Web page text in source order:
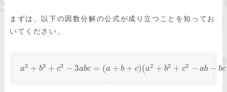
まずは、以下の因数分解の公式が成り立つことを知ってお
いてください。
a3 + b3 + c3 − 3abc = (a + b + c)(a2 + b2 + c2 − ab − bc